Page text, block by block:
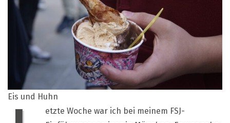
Eis und Huhn
etzte Woche war ich bei meinem FSJ-